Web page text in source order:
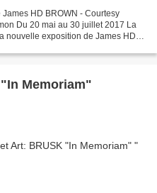
HD BROWN - Courtesy
Du 20 mai au 30 juillet 2017 La
nouvelle exposition de James HD
Memoriam"